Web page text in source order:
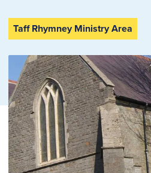
Taff Rhymney Ministry Area